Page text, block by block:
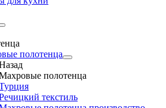
полотенца
полотенца
текстиль